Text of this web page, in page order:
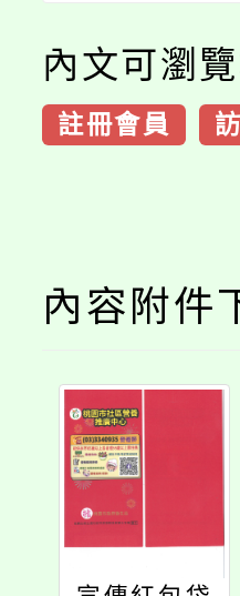
內文可瀏覽
註冊會員
內容附件